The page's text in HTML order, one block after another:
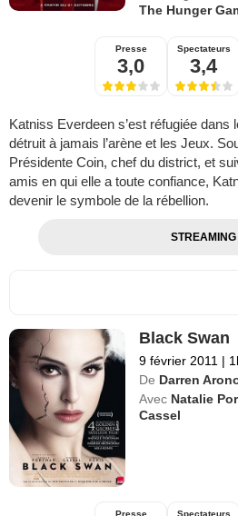
The Hunger
Presse
3,0
Spectateurs
3,4
Katniss Everdeen s’est réfugiée dans
détruit à jamais l’arène et les Jeux.
Présidente Coin, chef du district, et
amis en qui elle a toute confiance,
devenir le symbole de la rébellion.
STREAMING
Black Swan
9 février 2011 |
De Darren
Avec Natalie
Cassel
Presse Spectateurs